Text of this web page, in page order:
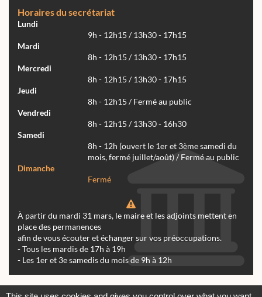
Horaires du secrétariat
Lundi
9h - 12h15 / 13h30 - 17h15
Mardi
8h - 12h15 / 13h30 - 17h15
Mercredi
8h - 12h15 / 13h30 - 17h15
Jeudi
8h - 12h15 / Fermé au public
Vendredi
8h - 12h15 / 13h30 - 16h30
Samedi
8h - 12h (ouvert le 1er et 3ème samedi du
mois, fermé juillet/août) / Fermé au public
Dimanche
Fermé
À partir du mardi 31 mars, le maire et les adjoints mettent en
place des permanences
afin de vous écouter et échanger sur vos préoccupations.
- Tous les mardis de 17h à 19h
- Les 1er et 3e samedis du mois de 9h à 12h